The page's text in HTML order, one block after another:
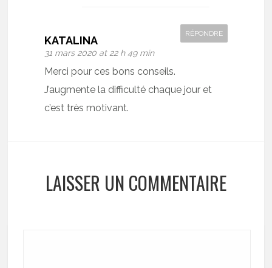
KATALINA
31 mars 2020 at 22 h 49 min
RÉPONDRE
Merci pour ces bons conseils.
J’augmente la difficulté chaque jour et
c’est très motivant.
LAISSER UN COMMENTAIRE